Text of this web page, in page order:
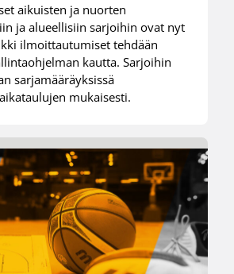
aikuisten ja nuorten
ja alueellisiin sarjoihin ovat nyt
ilmoittautumiset tehdään
kautta. Sarjoihin
sarjamääräyksissä
mukaisesti.